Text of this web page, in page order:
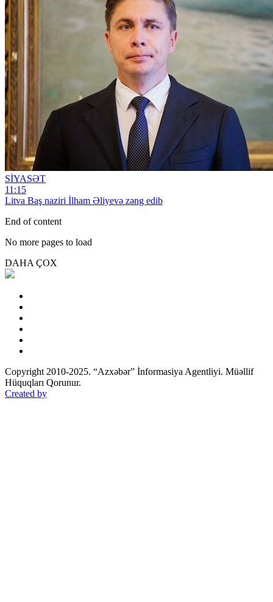
SİYASƏT
11:15
Litva Baş naziri İlham Əliyevə zəng edib
End of content
No more pages to load
DAHA ÇOX
Copyright 2010-2025. “Azxəbər” İnformasiya Agentliyi. Müəllif
Hüquqları Qorunur.
Created by